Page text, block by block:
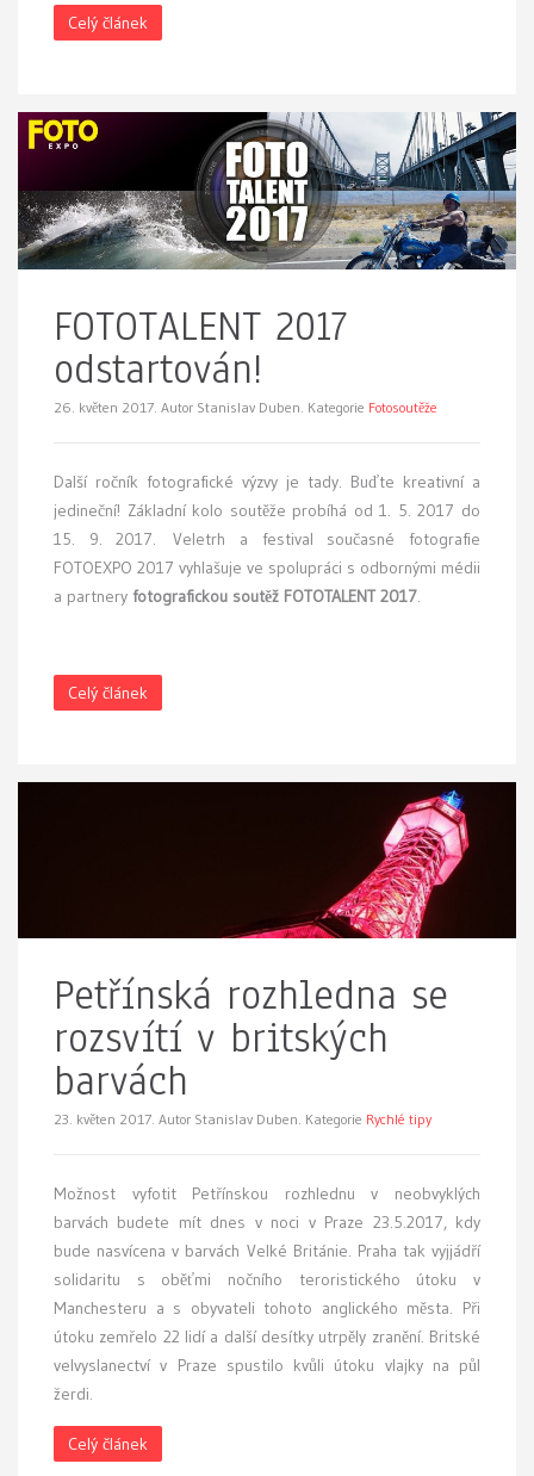
Celý článek
FOTOTALENT 2017
odstartován!
26. květen 2017. Autor Stanislav Duben. Kategorie Fotosoutěže
Další ročník fotografické výzvy je tady. Buďte kreativní a
jedineční! Základní kolo soutěže probíhá od 1. 5. 2017 do
15. 9. 2017. Veletrh a festival současné fotografie
FOTOEXPO 2017 vyhlašuje ve spolupráci s odbornými médii
a partnery fotografickou soutěž FOTOTALENT 2017.
Celý článek
Petřínská rozhledna se
rozsvítí v britských
barvách
23. květen 2017. Autor Stanislav Duben. Kategorie Rychlé tipy
Možnost vyfotit Petřínskou rozhlednu v neobvyklých
barvách budete mít dnes v noci v Praze 23.5.2017, kdy
bude nasvícena v barvách Velké Británie. Praha tak vyjjádří
solidaritu s oběťmi nočního teroristického útoku v
Manchesteru a s obyvateli tohoto anglického města. Při
útoku zemřelo 22 lidí a další desítky utrpěly zranění. Britské
velvyslanectví v Praze spustilo kvůli útoku vlajky na půl
žerdi.
Celý článek